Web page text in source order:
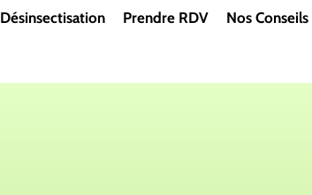
Désinsectisation Prendre RDV Nos Conseils